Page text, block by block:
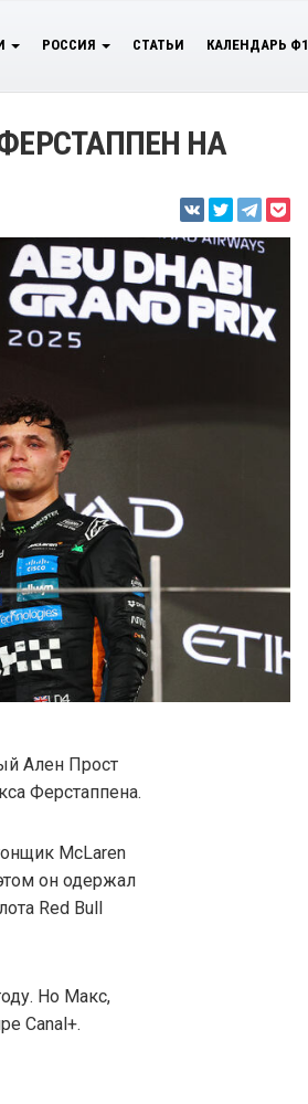
РОССИЯ СТАТЬИ КАЛЕНДАРЬ Ф1
НА
Ален Прост
Ферстаппена.
McLaren
он одержал
Red Bull
Но Макс,
Canal+.